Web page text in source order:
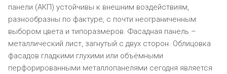
панели (АКП) устойчивы к внешним воздействиям,
разнообразны по фактуре, с почти неограниченным
выбором цвета и типоразмеров. Фасадная панель –
металлический лист, загнутый с двух сторон. Облицовка
фасадов гладкими глухими или объёмными
перфорированными металлопанелями сегодня является